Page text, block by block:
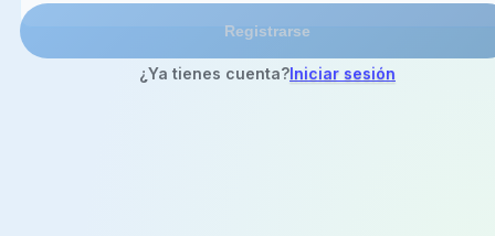
Registrarse
¿Ya tienes cuenta?Iniciar sesión